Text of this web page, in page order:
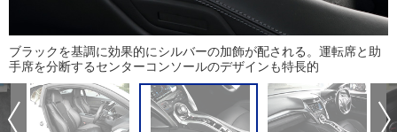
ブラックを基調に効果的にシルバーの加飾が配される。運転席と助
手席を分断するセンターコンソールのデザインも特長的